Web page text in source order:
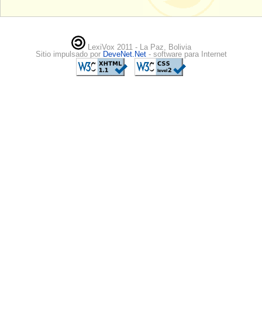
LexiVox 2011 - La Paz, Bolivia
Sitio impulsado por DeveNet.Net - software para Internet